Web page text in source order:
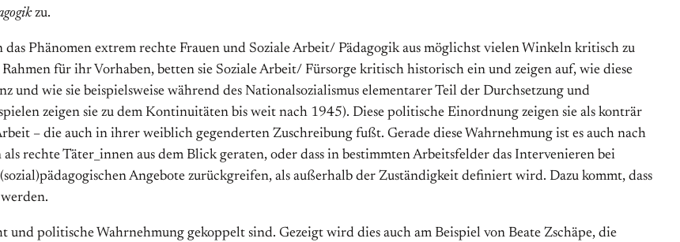
zu.
Phänomen extrem rechte Frauen und Soziale Arbeit/ Pädagogik aus möglichst vielen Winkeln kritisch zu
für ihr Vorhaben, betten sie Soziale Arbeit/ Fürsorge kritisch historisch ein und zeigen auf, wie diese
wie sie beispielsweise während des Nationalsozialismus elementarer Teil der Durchsetzung und
zeigen sie zu dem Kontinuitäten bis weit nach 1945). Diese politische Einordnung zeigen sie als konträr
– die auch in ihrer weiblich gegenderten Zuschreibung fußt. Gerade diese Wahrnehmung ist es auch nach
rechte Täter_innen aus dem Blick geraten, oder dass in bestimmten Arbeitsfelder das Intervenieren bei
Angebote zurückgreifen, als außerhalb der Zuständigkeit definiert wird. Dazu kommt, dass
politische Wahrnehmung gekoppelt sind. Gezeigt wird dies auch am Beispiel von Beate Zschäpe, die